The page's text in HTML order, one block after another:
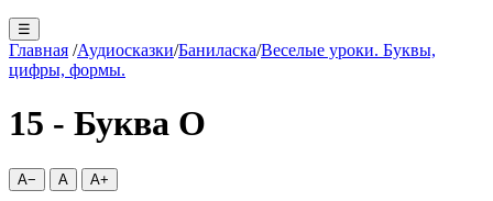
☰
Главная /Аудиосказки/Баниласка/Веселые уроки. Буквы,
цифры, формы.
15 - Буква О
A− A A+